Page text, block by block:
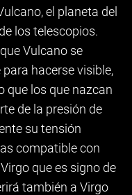
el planeta del
los telescopios.
Vulcano se
hacerse visible,
que los que nazcan
de la presión de
su tensión
compatible con
que es signo de
también a Virgo